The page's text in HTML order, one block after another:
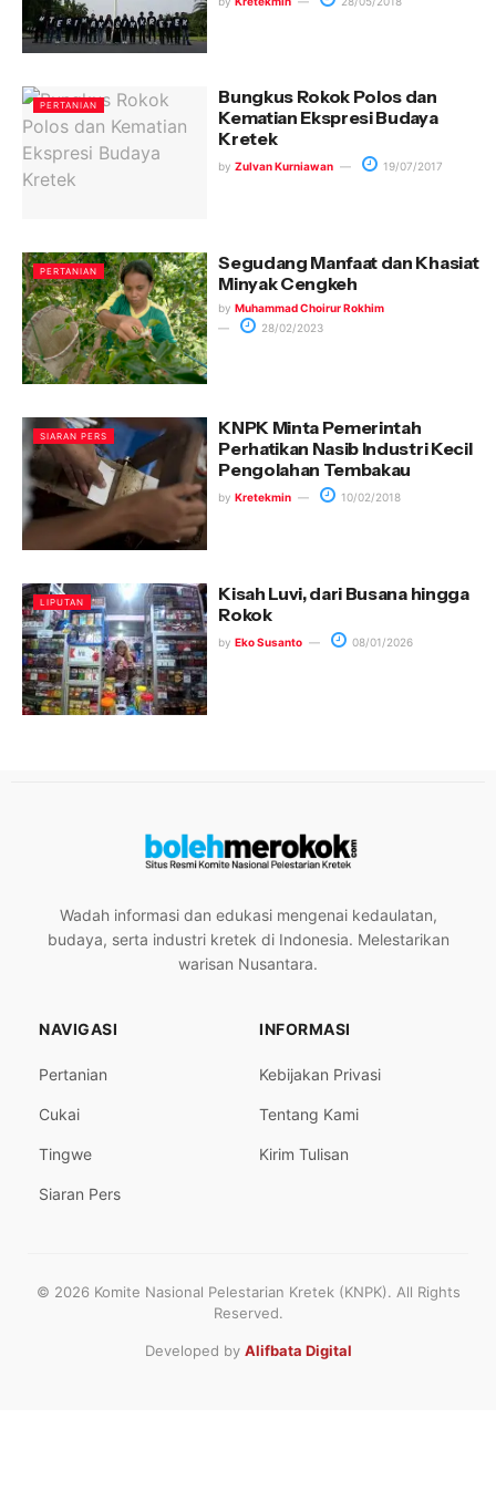
PERTANIAN
Bungkus Rokok Polos dan
Kematian Ekspresi Budaya
Kretek
by Zulvan Kurniawan 19/07/2017
PERTANIAN
Segudang Manfaat dan Khasiat
Minyak Cengkeh
by Muhammad Choirur Rokhim
28/02/2023
SIARAN PERS
KNPK Minta Pemerintah
Perhatikan Nasib Industri Kecil
Pengolahan Tembakau
by Kretekmin 10/02/2018
LIPUTAN
Kisah Luvi, dari Busana hingga
Rokok
by Eko Susanto 08/01/2026
Wadah informasi dan edukasi mengenai kedaulatan,
budaya, serta industri kretek di Indonesia. Melestarikan
warisan Nusantara.
NAVIGASI
Pertanian
Cukai
Tingwe
Siaran Pers
INFORMASI
Kebijakan Privasi
Tentang Kami
Kirim Tulisan
© 2026 Komite Nasional Pelestarian Kretek (KNPK). All Rights
Reserved.
Developed by Alifbata Digital